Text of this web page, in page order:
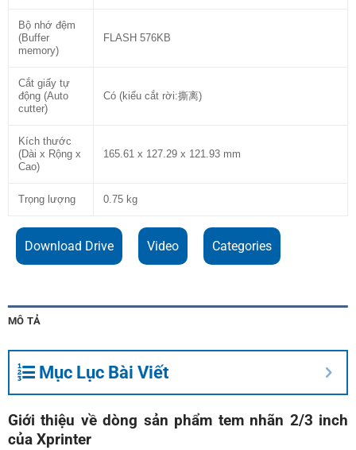
Bộ nhớ đệm
(Buffer
memory)
FLASH 576KB
Cắt giấy tự
động (Auto
cutter)
Có (kiểu cắt rời:撕离)
Kích thước
(Dài x Rộng x
Cao)
165.61 x 127.29 x 121.93 mm
Trọng lượng 0.75 kg
Download Drive Video Categories
MÔ TẢ
Mục Lục Bài Viết
Giới thiệu về dòng sản phẩm tem nhãn 2/3 inch
của Xprinter